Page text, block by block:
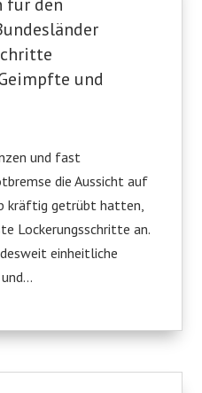
und
und fast
die Aussicht auf
kräftig getrübt hatten,
Lockerungsschritte an.
einheitliche